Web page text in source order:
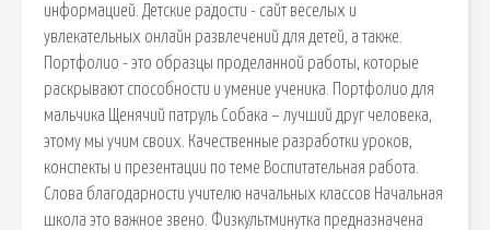
информацией. Детские радости - сайт веселых и
увлекательных онлайн развлечений для детей, а также.
Портфолио - это образцы проделанной работы, которые
раскрывают способности и умение ученика. Портфолио для
мальчика Щенячий патруль Собака – лучший друг человека,
этому мы учим своих. Качественные разработки уроков,
конспекты и презентации по теме Воспитательная работа.
Слова благодарности учителю начальных классов Начальная
школа это важное звено. Физкультминутка предназначена